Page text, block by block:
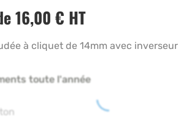
16,00 € HT
à cliquet de 14mm avec inverseur
toute l'année